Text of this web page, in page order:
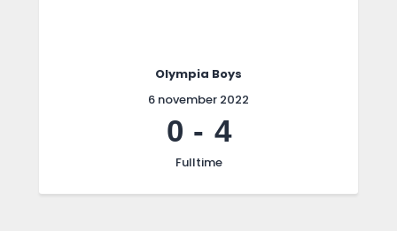
Olympia Boys
6 november 2022
0 - 4
Fulltime